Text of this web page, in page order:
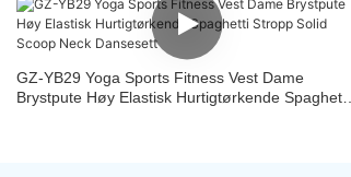
GZ-YB29 Yoga Sports Fitness Vest Dame
Brystpute Høy Elastisk Hurtigtørkende Spaghetti